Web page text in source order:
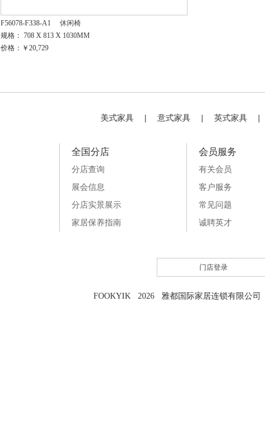
F56078-F338-A1
休闲椅
规格： 708 X 813 X 1030MM
价格：￥20,729
美式家具 | 意式家具 | 英式家具 |
全国分店
分店查询
展会信息
分店实景展示
家居保养指南
会员服务
有关会员
客户服务
常见问题
诚聘英才
门店登录
FOOKYIK 2026 雅都国际家居连锁有限公司